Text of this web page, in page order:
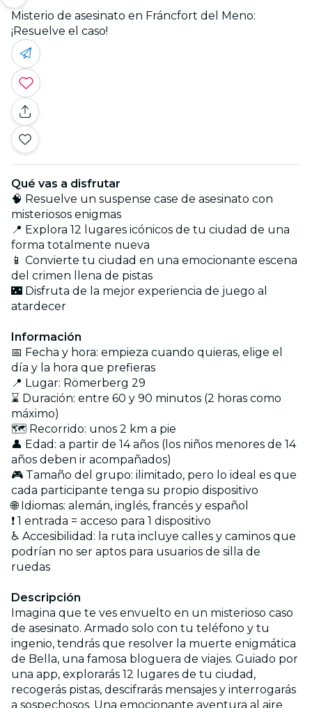
Misterio de asesinato en Fráncfort del Meno:
¡Resuelve el caso!
Qué vas a disfrutar
🧠 Resuelve un suspense case de asesinato con
misteriosos enigmas
📍 Explora 12 lugares icónicos de tu ciudad de una
forma totalmente nueva
📱 Convierte tu ciudad en una emocionante escena
del crimen llena de pistas
🌃 Disfruta de la mejor experiencia de juego al
atardecer
Información
📅 Fecha y hora: empieza cuando quieras, elige el
día y la hora que prefieras
📍 Lugar: Römerberg 29
⌛ Duración: entre 60 y 90 minutos (2 horas como
máximo)
🗺️ Recorrido: unos 2 km a pie
👤 Edad: a partir de 14 años (los niños menores de 14
años deben ir acompañados)
🎮 Tamaño del grupo: ilimitado, pero lo ideal es que
cada participante tenga su propio dispositivo
🌐 Idiomas: alemán, inglés, francés y español
❗ 1 entrada = acceso para 1 dispositivo
♿ Accesibilidad: la ruta incluye calles y caminos que
podrían no ser aptos para usuarios de silla de
ruedas
Descripción
Imagina que te ves envuelto en un misterioso caso
de asesinato. Armado solo con tu teléfono y tu
ingenio, tendrás que resolver la muerte enigmática
de Bella, una famosa bloguera de viajes. Guiado por
una app, explorarás 12 lugares de tu ciudad,
recogerás pistas, descifrarás mensajes y interrogarás
a sospechosos. Una emocionante aventura al aire